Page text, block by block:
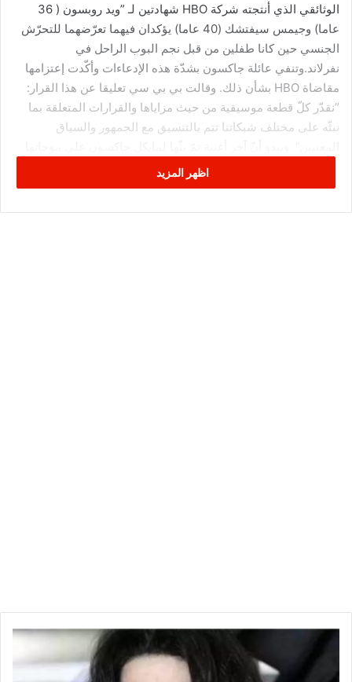
الوثائقي الذي أنتجته شركة HBO شهادتين لـ ”ويد روبسون ( 36
عاما) وجيمس سيفتشك (40 عاما) يؤكدان فيهما تعرّضهما للتحرّش
الجنسي حين كانا طفلين من قبل نجم البوب الراحل في
نفرلاند.وتنفي عائلة جاكسون بشدّة هذه الإدعاءات وأكّدت إعتزامها
مقاضاة HBO بشأن ذلك. وقالت بي بي سي تعليقا عن هذا القرار:
”نقدّر كلّ قطعة موسيقية من حيث مزاياها والقرارات المتعلقة بما
نبثّه على مختلف شبكاتنا تتم بالتنسيق مع الجمهور والسياق
كانت ”روك ويذ يو” في الثالث والعشرين من فيفري المنقضي.
اظهر المزيد
“